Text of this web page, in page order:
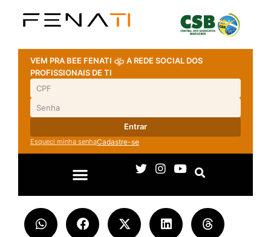
VEM PRA BEE FENATI
A REDE SOCIAL DOS
PROFISSIONAIS DE TI
Entrar
Esqueci minha senhaCadastre-se